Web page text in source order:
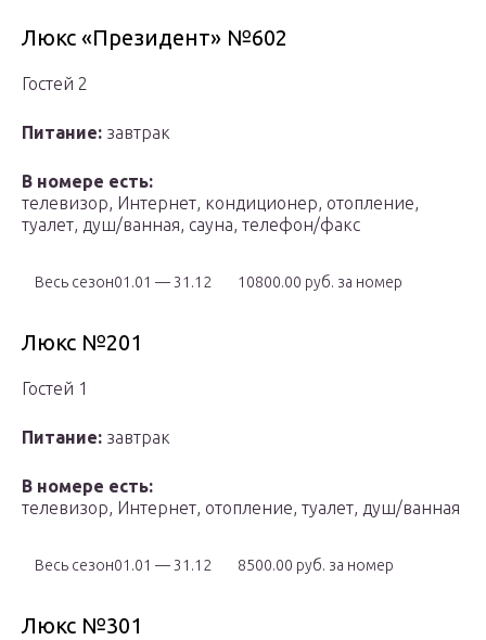
Люкс «Президент» №602
Гостей 2
Питание: завтрак
В номере есть:
телевизор, Интернет, кондиционер, отопление,
туалет, душ/ванная, сауна, телефон/факс
Весь сезон01.01 — 31.12 10800.00 руб. за номер
Люкс №201
Гостей 1
Питание: завтрак
В номере есть:
телевизор, Интернет, отопление, туалет, душ/ванная
Весь сезон01.01 — 31.12 8500.00 руб. за номер
Люкс №301